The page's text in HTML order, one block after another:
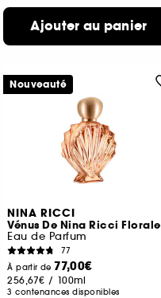
Ajouter au panier
NINA RICCI
Vénus De Nina Ricci Florale
Eau de Parfum
77
À partir de 77,00€
256,67€ / 100ml
3 contenances disponibles
Nouveauté